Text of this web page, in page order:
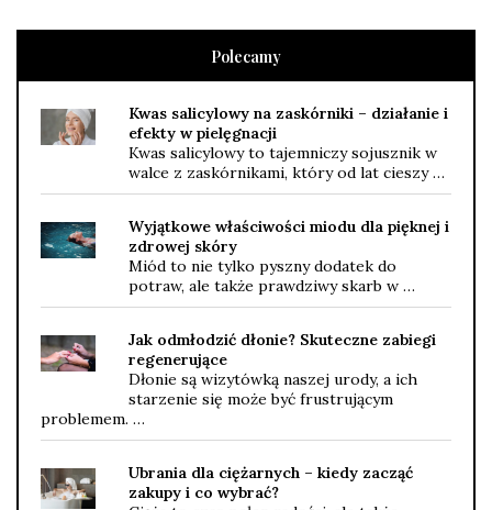
Polecamy
Kwas salicylowy na zaskórniki – działanie i
efekty w pielęgnacji
Kwas salicylowy to tajemniczy sojusznik w
walce z zaskórnikami, który od lat cieszy …
Wyjątkowe właściwości miodu dla pięknej i
zdrowej skóry
Miód to nie tylko pyszny dodatek do
potraw, ale także prawdziwy skarb w …
Jak odmłodzić dłonie? Skuteczne zabiegi
regenerujące
Dłonie są wizytówką naszej urody, a ich
starzenie się może być frustrującym
problemem. …
Ubrania dla ciężarnych – kiedy zacząć
zakupy i co wybrać?